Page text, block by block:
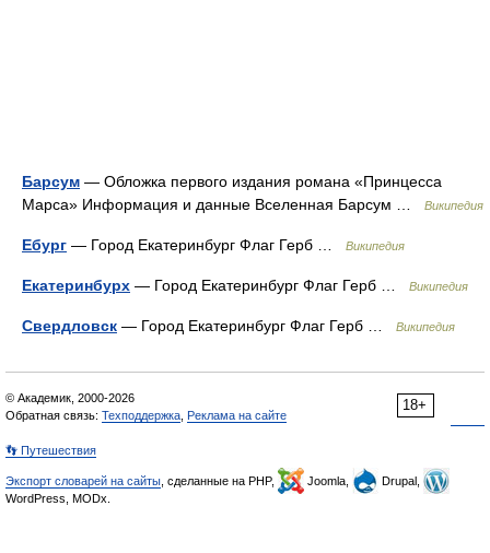
Барсум — Обложка первого издания романа «Принцесса
Марса» Информация и данные Вселенная Барсум …
Википедия
Ебург — Город Екатеринбург Флаг Герб … Википедия
Екатеринбурх — Город Екатеринбург Флаг Герб … Википедия
Свердловск — Город Екатеринбург Флаг Герб … Википедия
18+
© Академик, 2000-2026
Обратная связь: Техподдержка Реклама на сайте
👣 Путешествия
Экспорт словарей на сайты , сделанные на PHP, Joomla,
Drupal,
WordPress, MODx.